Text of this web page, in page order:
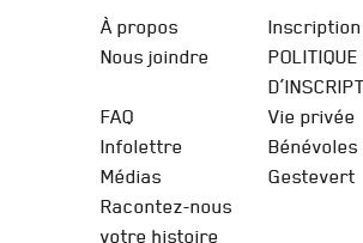
À propos
Nous joindre
POLITIQUE
FAQ
Vie privée
Infolettre
Bénévoles
Médias
Gestevert
Racontez-nous
votre histoire